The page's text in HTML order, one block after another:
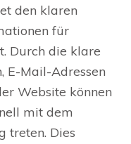
den klaren
für
Durch die klare
E-Mail-Adressen
Website können
mit dem
treten. Dies